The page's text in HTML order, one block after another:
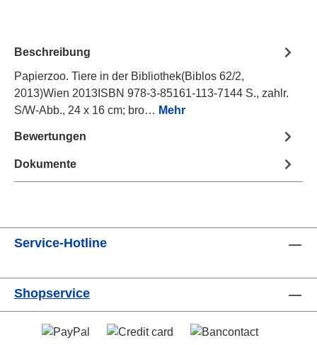
Beschreibung
Papierzoo. Tiere in der Bibliothek(Biblos 62/2,
2013)Wien 2013ISBN 978-3-85161-113-7144 S., zahlr.
S/W-Abb., 24 x 16 cm; bro… Mehr
Bewertungen
Dokumente
Service-Hotline
Shopservice